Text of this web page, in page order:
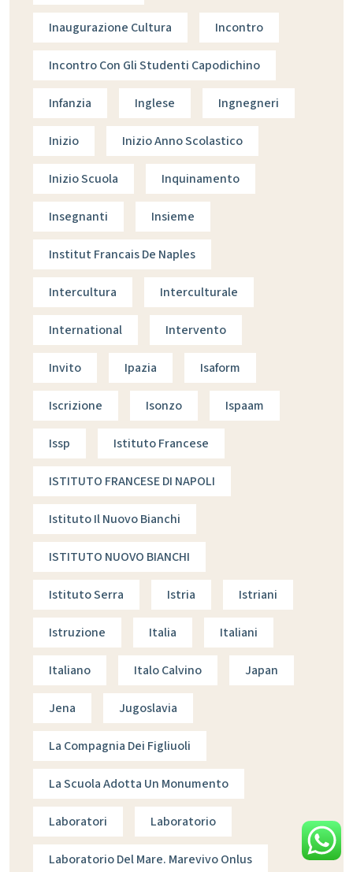
Inaugurazione Cultura Incontro
Incontro Con Gli Studenti Capodichino
Infanzia Inglese Ingnegneri
Inizio Inizio Anno Scolastico
Inizio Scuola Inquinamento
Insegnanti Insieme
Institut Francais De Naples
Intercultura Interculturale
International Intervento
Invito Ipazia Isaform
Iscrizione Isonzo Ispaam
Issp Istituto Francese
ISTITUTO FRANCESE DI NAPOLI
Istituto Il Nuovo Bianchi
ISTITUTO NUOVO BIANCHI
Istituto Serra Istria Istriani
Istruzione Italia Italiani
Italiano Italo Calvino Japan
Jena Jugoslavia
La Compagnia Dei Figliuoli
La Scuola Adotta Un Monumento
Laboratori Laboratorio
Laboratorio Del Mare. Marevivo Onlus